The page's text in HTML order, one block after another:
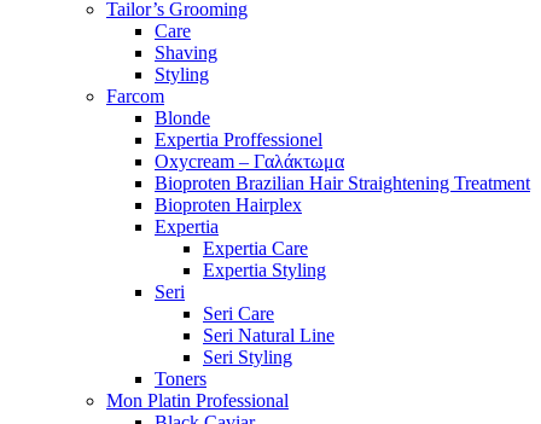
Tailor’s Grooming
Care
Shaving
Styling
Farcom
Blonde
Expertia Proffessionel
Oxycream – Γαλάκτωμα
Bioproten Brazilian Hair Straightening Treatment
Bioproten Hairplex
Expertia
Expertia Care
Expertia Styling
Seri
Seri Care
Seri Natural Line
Seri Styling
Toners
Mon Platin Professional